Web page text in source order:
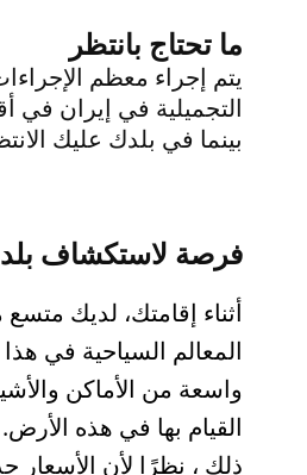
ما تحتاج بانتظر
يتم إجراء معظم
التجميلية في إيران في
بينما في بلدك عليك
فرصة لاستكشاف
أثناء إقامتك، لديك
المعالم السياحية في هذا
واسعة من الأماكن
القيام بها في هذه
ذلك ، نظرًا لأن الأسعار